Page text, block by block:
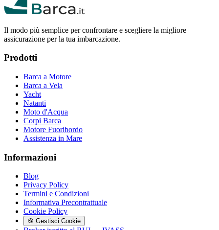
Il modo più semplice per confrontare e scegliere la migliore
assicurazione per la tua imbarcazione.
Prodotti
Barca a Motore
Barca a Vela
Yacht
Natanti
Moto d'Acqua
Corpi Barca
Motore Fuoribordo
Assistenza in Mare
Informazioni
Blog
Privacy Policy
Termini e Condizioni
Informativa Precontrattuale
Cookie Policy
🍪 Gestisci Cookie